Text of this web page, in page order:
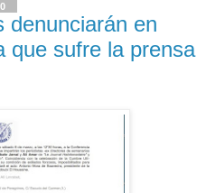
denunciarán en
que sufre la prensa